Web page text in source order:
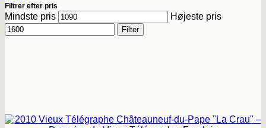
Filtrer efter pris
Mindste pris Højeste pris
Filter